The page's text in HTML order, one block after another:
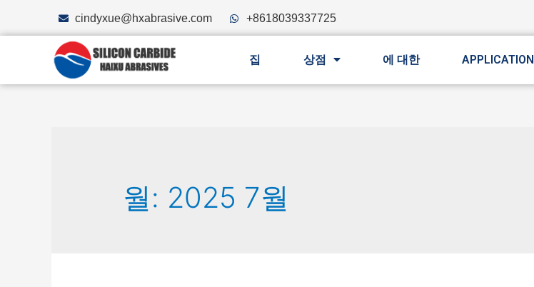
cindyxue@hxabrasive.com +8618039337725
집 상점 에 대한 APPLICATION
월: 2025 7월